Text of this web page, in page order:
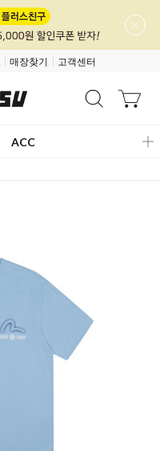
매장찾기 고객센터
ACC